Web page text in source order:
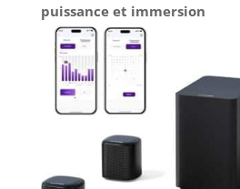
puissance et immersion